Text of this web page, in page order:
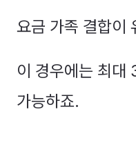
요금 가족 결합이
이 경우에는 최대
가능하죠.